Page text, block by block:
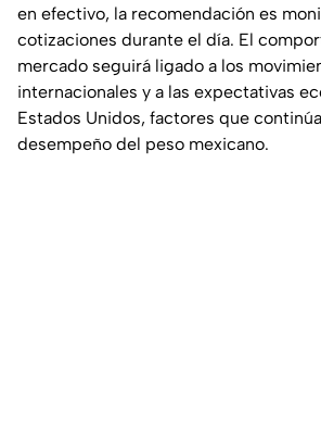
en efectivo, la recomendación es
cotizaciones durante el día. El
mercado seguirá ligado a los
internacionales y a las expectativas
Estados Unidos, factores que
desempeño del peso mexicano.